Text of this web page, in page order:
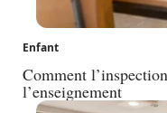
Enfant
Comment
l’enseignement